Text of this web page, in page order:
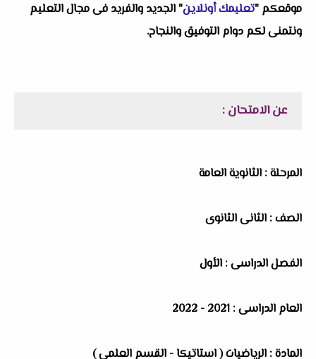
موقعكم "تعليمك أونلاين" الجديد والفريد فى مجال التعليم
ونتمنى لكم دوام التوفيق والنجاح.
عن الامتحان :
المرحلة : الثانوية العامة
الصف : الثانى الثانوى
الفصل الدراسى : الأول
العام الدراسى : 2021 - 2022
المادة : الرياضيات ( استاتيكا - القسم العلمى )